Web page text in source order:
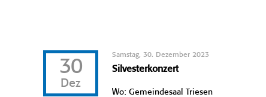
30
Dez
Samstag, 30. Dezember 2023
Silvesterkonzert
Wo: Gemeindesaal Triesen